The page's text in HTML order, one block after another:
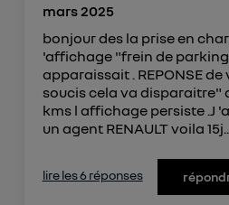
mars 2025
bonjour des la prise en
'affichage "frein de
apparaissait . REPONSE
soucis cela va disparaitre"
kms l affichage persiste .J
un agent RENAULT voila
lire les 6 réponses